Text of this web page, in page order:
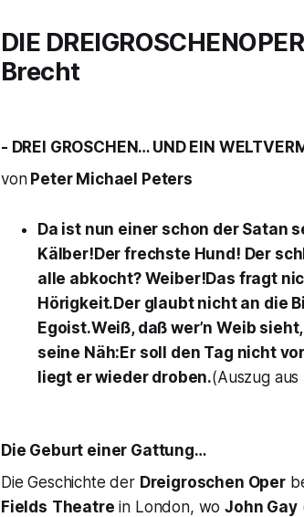
DIE
Brecht
- DREI GROSCHEN… UND EIN
vonPeter Michael Peters
Da ist nun einer schon der Satan
Kälber!Der frechste Hund! Der
alle abkocht? Weiber!Das fragt
Hörigkeit.Der glaubt nicht an die
Egoist.Weiß, daß wer’n Weib
seine Näh:Er soll den Tag nicht
liegt er wieder droben.(Auszug aus
Die Geburt einer Gattung…
Die Geschichte der Dreigroschen Oper
Fields Theatre in London, woJohn Gay